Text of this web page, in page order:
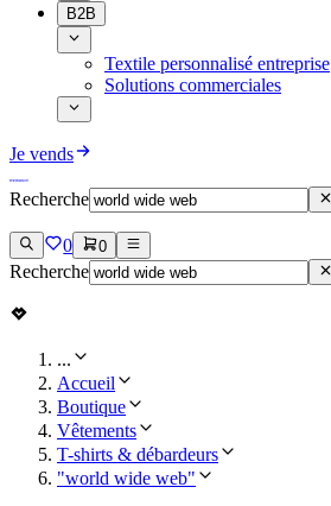
B2B
Textile personnalisé entreprise
Solutions commerciales
Je vends
Recherche
0 0
Recherche
...
Accueil
Boutique
Vêtements
T-shirts & débardeurs
"world wide web"